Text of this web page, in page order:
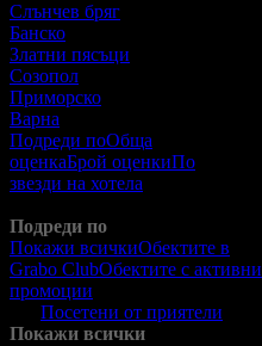
Слънчев бряг
Банско
Златни пясъци
Созопол
Приморско
Варна
Подреди поОбща
оценкаБрой оценкиПо
звезди на хотела
Подреди по
Покажи всичкиОбектите в
Grabo ClubОбектите с активни
промоции
Посетени от приятели
Покажи всички